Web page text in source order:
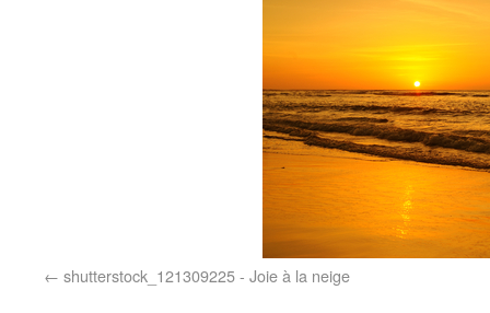
shutterstock_121309225 - Joie à la neige